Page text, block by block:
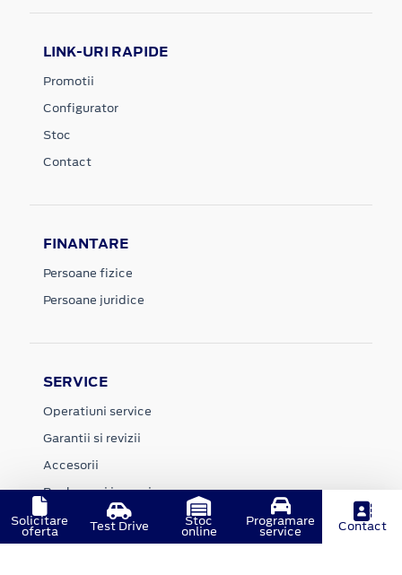
LINK-URI RAPIDE
Promotii
Configurator
Stoc
Contact
FINANTARE
Persoane fizice
Persoane juridice
SERVICE
Operatiuni service
Garantii si revizii
Accesorii
Rechemari in service
FordPass Connect
Solicitare
oferta Test Drive Stoc
online
Programare
service Contact